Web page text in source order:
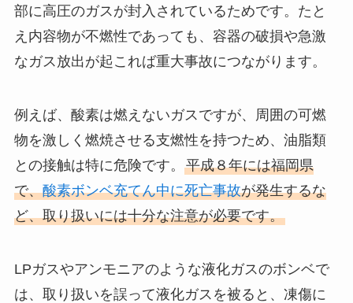
部に高圧のガスが封入されているためです。たと
え内容物が不燃性であっても、容器の破損や急激
なガス放出が起これば重大事故につながります。
例えば、酸素は燃えないガスですが、周囲の可燃
物を激しく燃焼させる支燃性を持つため、油脂類
との接触は特に危険です。 平成８年には福岡県
で、酸素ボンベ充てん中に死亡事故が発生するな
ど、取り扱いには十分な注意が必要です。
LPガスやアンモニアのような液化ガスのボンベで
は、取り扱いを誤って液化ガスを被ると、凍傷に